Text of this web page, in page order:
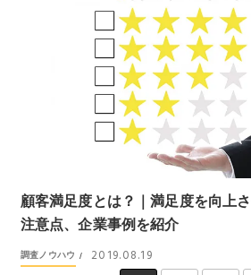
顧客満足度とは？｜満足度を向上
注意点、企業事例を紹介
調査ノウハウ / 2019.08.19